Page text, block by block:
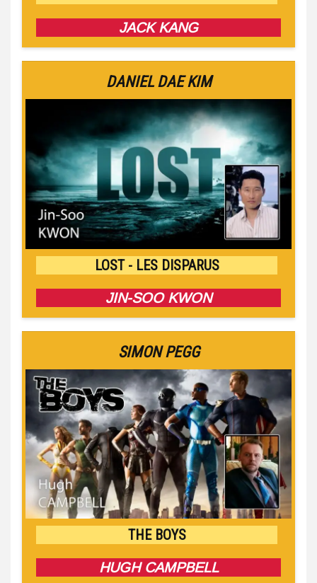
JACK KANG
DANIEL DAE KIM
LOST - LES DISPARUS
JIN-SOO KWON
SIMON PEGG
THE BOYS
HUGH CAMPBELL